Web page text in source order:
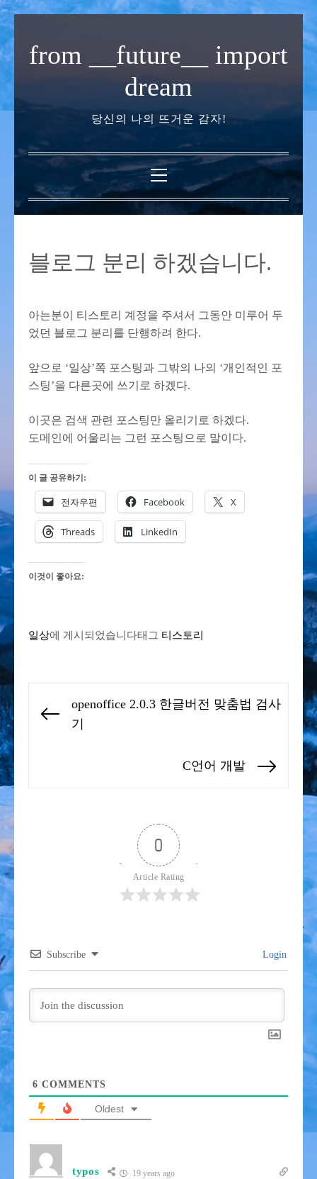
용
로
기
from __future__ import
dream
당신의 나의 뜨거운 감자!
기
본
메
뉴
블로그 분리 하겠습니다.
아는분이 티스토리 계정을 주셔서 그동안 미루어 두
었던 블로그 분리를 단행하려 한다.
앞으로 ‘일상’쪽 포스팅과 그밖의 나의 ‘개인적인 포
스팅’을 다른곳에 쓰기로 하겠다.
이곳은 검색 관련 포스팅만 올리기로 하겠다.
도메인에 어울리는 그런 포스팅으로 말이다.
이 글 공유하기:
전자우편 Facebook X
Threads LinkedIn
이것이 좋아요:
일상에 게시되었습니다태그 티스토리
탐
Previous
openoffice 2.0.3 한글버전 맞춤법 검사
기
Next
post:
C언어 개발
0
Article Rating
Subscribe Login
6 COMMENTS
Oldest
typos 19 years ago